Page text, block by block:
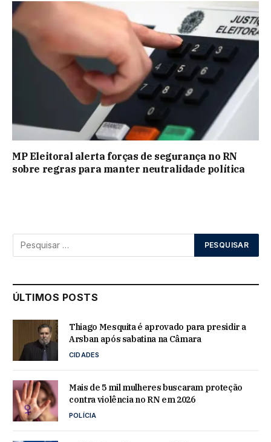
MP Eleitoral alerta forças de segurança no RN
sobre regras para manter neutralidade política
ÚLTIMOS POSTS
Thiago Mesquita é aprovado para presidir a
Arsban após sabatina na Câmara
CIDADES
Mais de 5 mil mulheres buscaram proteção
contra violência no RN em 2026
POLÍCIA